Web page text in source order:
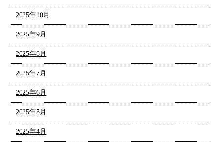
2025年10月
2025年9月
2025年8月
2025年7月
2025年6月
2025年5月
2025年4月